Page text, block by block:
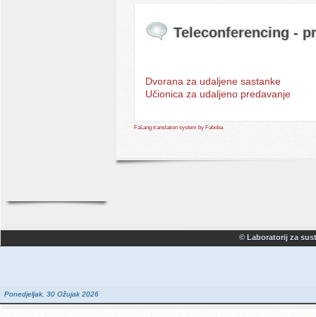
Teleconferencing -
Dvorana za udaljene sastanke
Učionica za udaljeno predavanje
FaLang translation system by Faboba
© Laboratorij za
Ponedjeljak, 30 Ožujak 2026